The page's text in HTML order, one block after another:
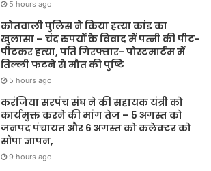
5 hours ago
कोतवाली पुलिस ने किया हत्या कांड का
खुलासा – चंद रुपयों के विवाद में पत्नी की पीट-
पीटकर हत्या, पति गिरफ्तार- पोस्टमार्टम में
तिल्ली फटने से मौत की पुष्टि
5 hours ago
करंजिया सरपंच संघ ने की सहायक यंत्री को
कार्यमुक्त करने की मांग तेज – 5 अगस्त को
जनपद पंचायत और 6 अगस्त को कलेक्टर को
सौंपा ज्ञापन,
9 hours ago